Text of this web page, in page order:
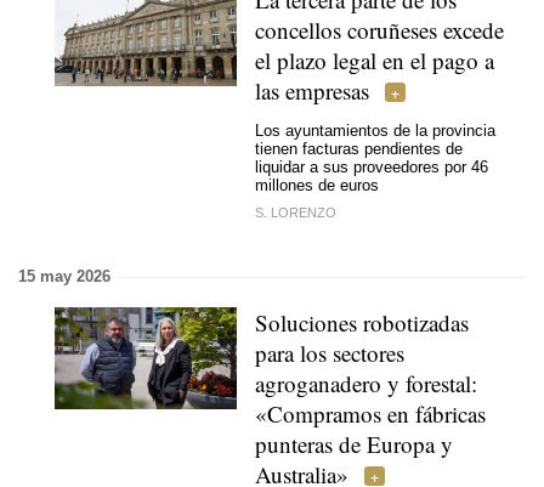
concellos coruñeses excede
el plazo legal en el pago a
las empresas
Los ayuntamientos de la provincia
tienen facturas pendientes de
liquidar a sus proveedores por 46
millones de euros
S. LORENZO
15 may 2026
Soluciones robotizadas
para los sectores
agroganadero y forestal:
«Compramos en fábricas
punteras de Europa y
Australia»